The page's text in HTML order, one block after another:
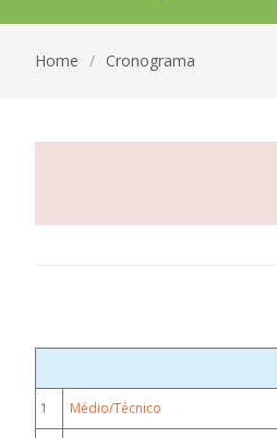
Home / Cronograma
1 Médio/Técnico